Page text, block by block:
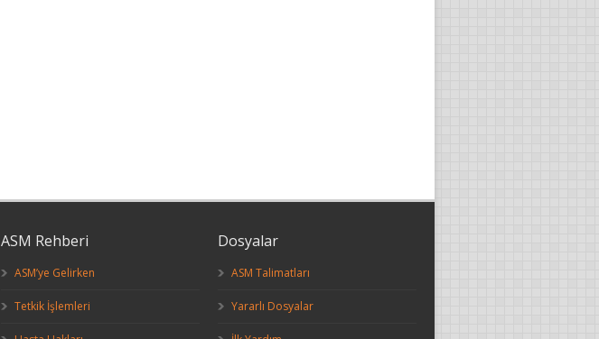
ASM Rehberi
ASM’ye Gelirken
Tetkik İşlemleri
Dosyalar
ASM Talimatları
Yararlı Dosyalar